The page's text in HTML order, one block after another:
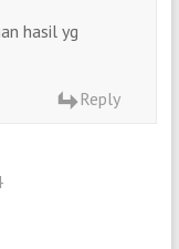
hasil yg
Reply